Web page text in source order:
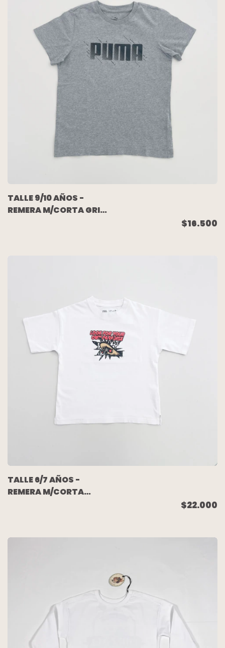
TALLE 9/10 AÑOS -
REMERA M/CORTA GRIS
$16.500
TALLE 6/7 AÑOS -
REMERA M/CORTA
$22.000